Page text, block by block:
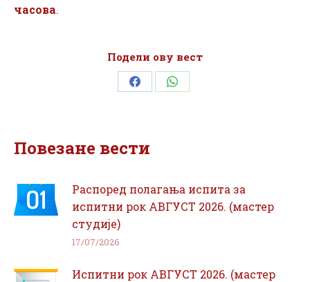
часова.
Подели ову вест
Share Share
Повезане вести
Распоред полагања испита за
испитни рок АВГУСТ 2026. (мастер
студије)
17/07/2026
Испитни рок АВГУСТ 2026. (мастер